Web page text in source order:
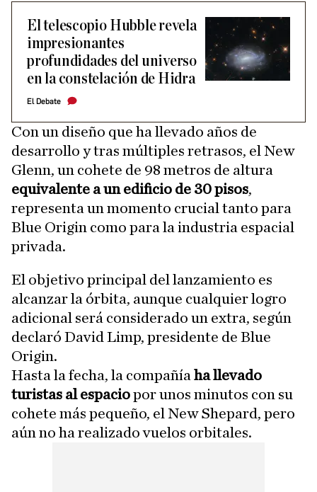
El telescopio Hubble revela
impresionantes
profundidades del universo
en la constelación de Hidra
El Debate
Con un diseño que ha llevado años de
desarrollo y tras múltiples retrasos, el New
Glenn, un cohete de 98 metros de altura
equivalente a un edificio de 30 pisos,
representa un momento crucial tanto para
Blue Origin como para la industria espacial
privada.
El objetivo principal del lanzamiento es
alcanzar la órbita, aunque cualquier logro
adicional será considerado un extra, según
declaró David Limp, presidente de Blue
Origin.
Hasta la fecha, la compañía ha llevado
turistas al espaciopor unos minutos con su
cohete más pequeño, el New Shepard, pero
aún no ha realizado vuelos orbitales.